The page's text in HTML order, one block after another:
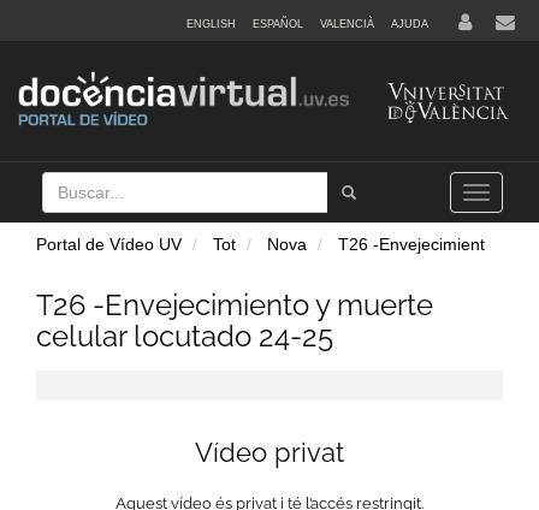
ENGLISH ESPAÑOL VALENCIÀ AJUDA
Buscar
Tramet
Toggle
navigation
Portal de Vídeo UV Tot Nova T26 -Envejecimient
T26 -Envejecimiento y muerte
celular locutado 24-25